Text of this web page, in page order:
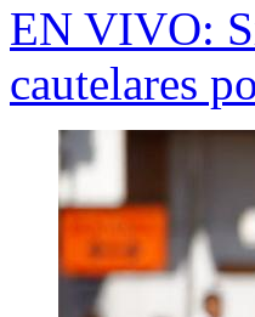
EN VIVO:
cautelares